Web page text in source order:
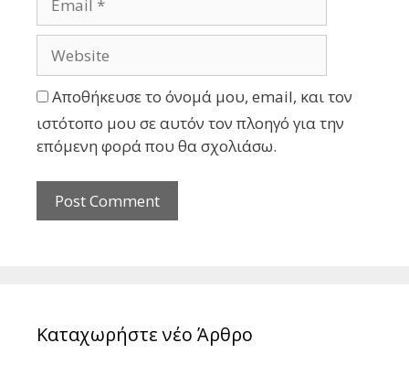
Αποθήκευσε το όνομά μου, email, και τον
ιστότοπο μου σε αυτόν τον πλοηγό για την
επόμενη φορά που θα σχολιάσω.
Καταχωρήστε νέο Άρθρο